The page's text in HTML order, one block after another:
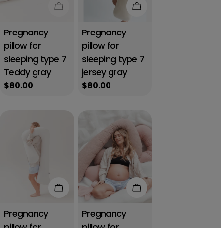
Sold out
Pregnancy
pillow for
sleeping type 7
Teddy gray
Regular
$80.00
Add to cart
Pregnancy
pillow for
sleeping type 7
jersey gray
Regular
$80.00
Add to cart
Pregnancy
Add to cart
Pregnancy